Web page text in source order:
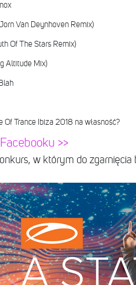
Van Deynhoven Remix)
Of The Stars Remix)
Altitude Mix)
Trance Ibiza 2018 na własność?
>>
w którym do